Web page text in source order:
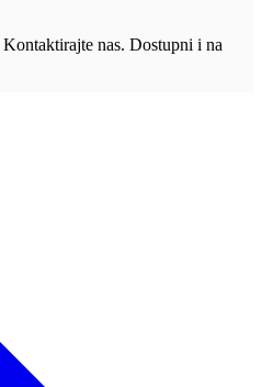
nas. Dostupni i na